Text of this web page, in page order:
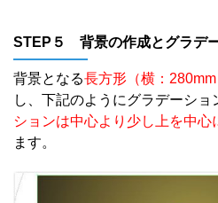
STEP５ 背景の作成とグラデ
背景となる長方形（横：
し、下記のようにグラデーショ
ションは中心より少し上を中心
ます。